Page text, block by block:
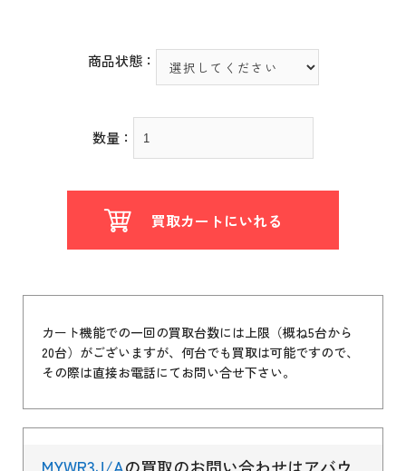
商品状態：
数量：
買取カートにいれる
カート機能での一回の買取台数には上限（概ね5台から
20台）がございますが、何台でも買取は可能ですので、
その際は直接お電話にてお問い合せ下さい。